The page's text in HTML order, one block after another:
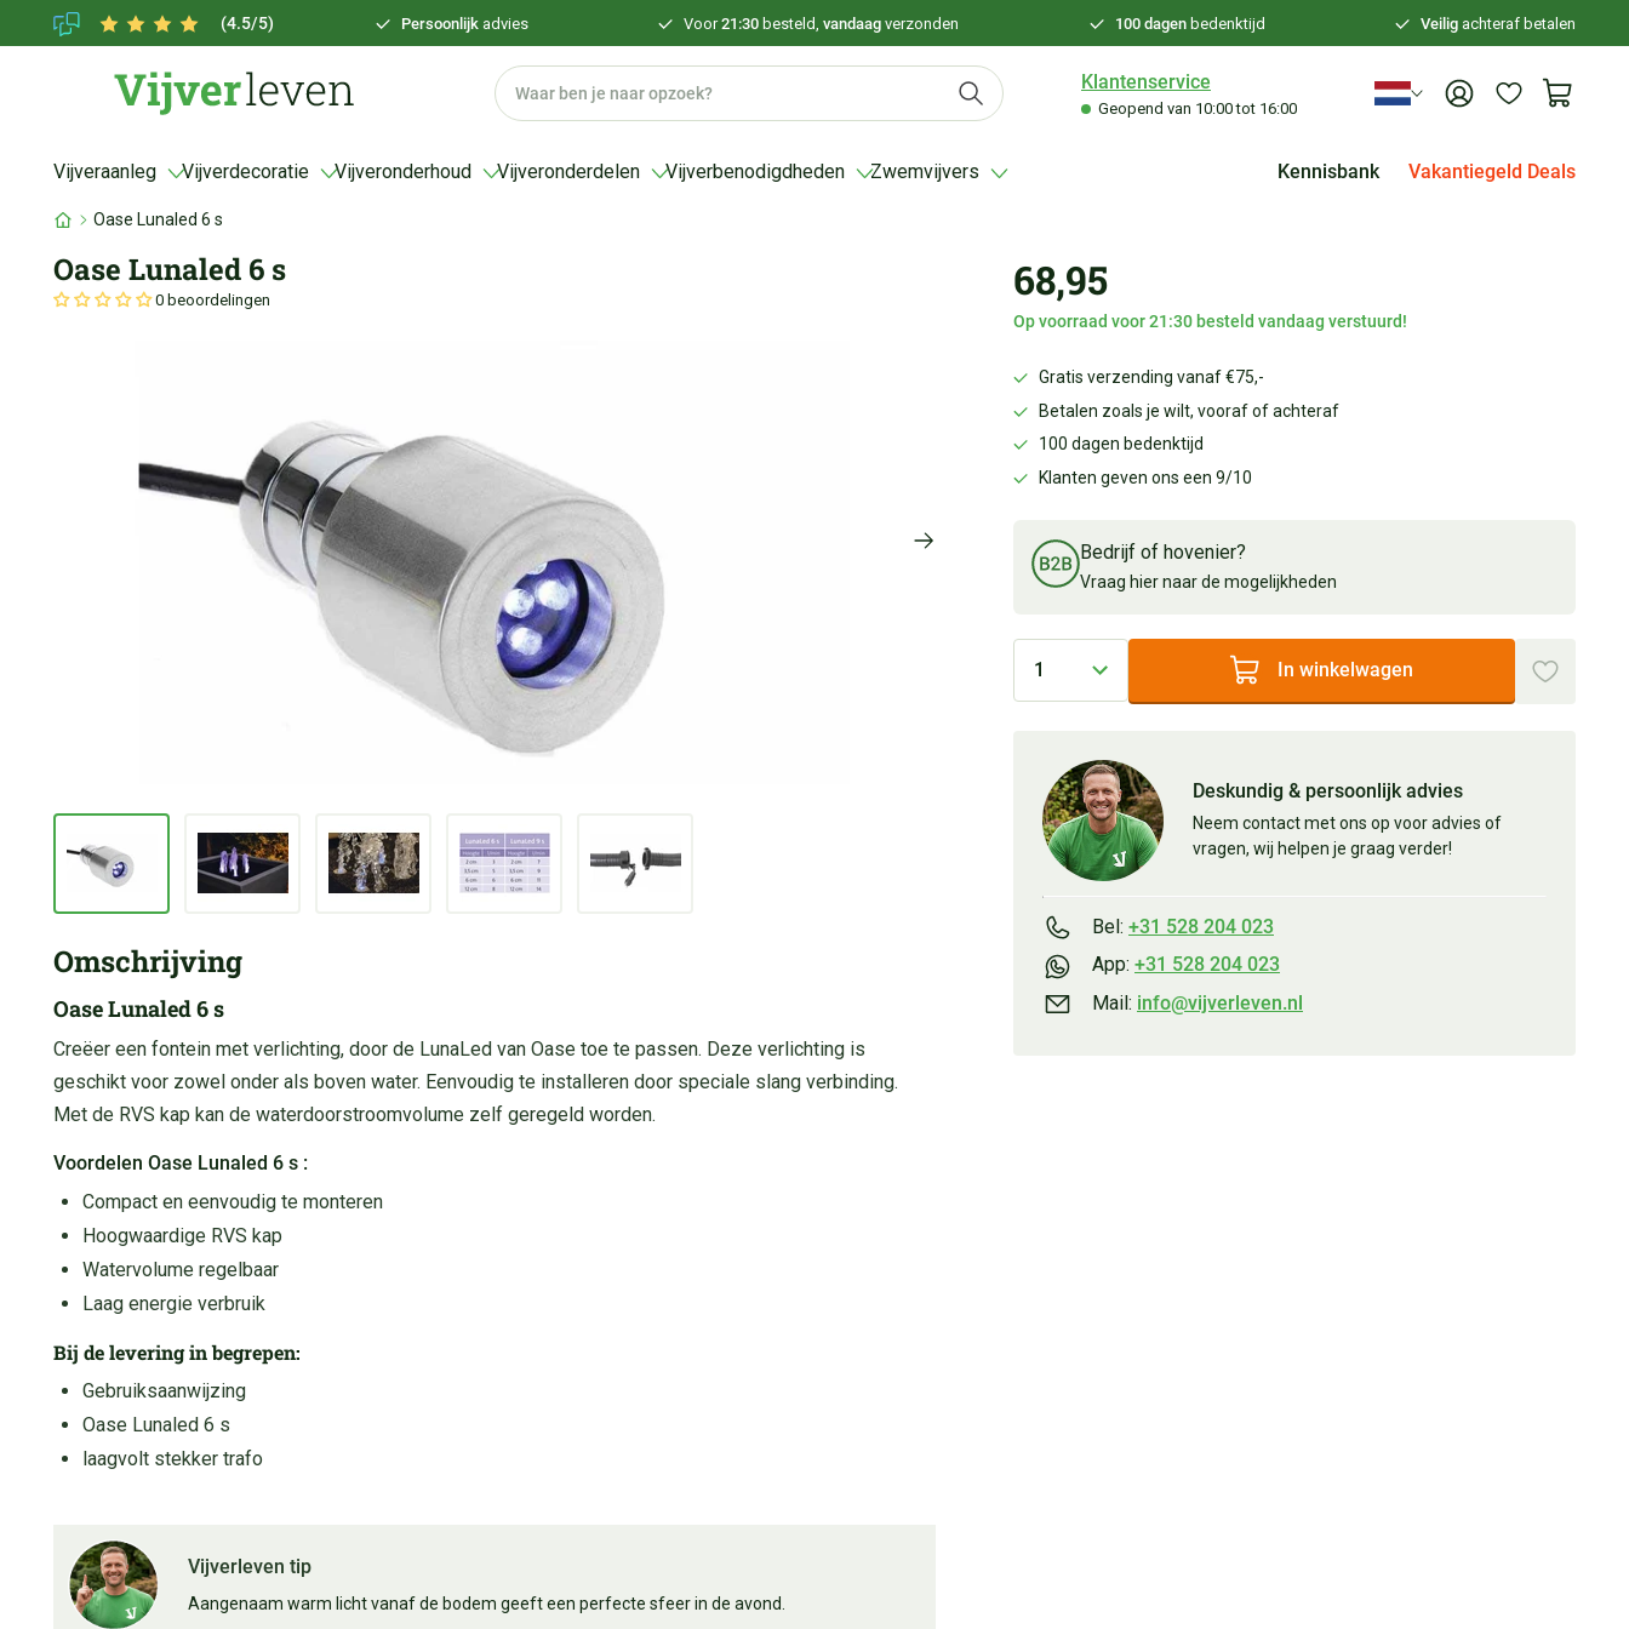
(4.5/5) Persoonlijk advies Voor21:30 besteld,vandaagverzonden 100 dagenbedenktijd Veiligachteraf betalen
Klantenservice
Geopend van 10:00 tot 16:00
Vijveraanleg Vijverdecoratie Vijveronderhoud Vijveronderdelen Vijverbenodigdheden Zwemvijvers Kennisbank Vakantiegeld Deals
Oase Lunaled 6 s
Oase Lunaled 6 s
0 beoordelingen 68,95
Op voorraad voor 21:30 besteld vandaag verstuurd!
Gratis verzending vanaf €75,-
Betalen zoals je wilt, vooraf of achteraf
100 dagen bedenktijd
Klanten geven ons een 9/10
Bedrijf of hovenier?
Vraag hier naar de mogelijkheden
In winkelwagen
Deskundig & persoonlijk advies
Neem contact met ons op voor advies of
vragen, wij helpen je graag verder!
Bel: +31 528 204 023
App: +31 528 204 023
Mail: info@vijverleven.nl
Omschrijving
Oase Lunaled 6 s
Creëer een fontein met verlichting, door de LunaLed van Oase toe te passen. Deze verlichting is
geschikt voor zowel onder als boven water. Eenvoudig te installeren door speciale slang verbinding.
Met de RVS kap kan de waterdoorstroomvolume zelf geregeld worden.
Voordelen Oase Lunaled 6 s :
Compact en eenvoudig te monteren
Hoogwaardige RVS kap
Watervolume regelbaar
Laag energie verbruik
Bij de levering in begrepen:
Gebruiksaanwijzing
Oase Lunaled 6 s
laagvolt stekker trafo
Vijverleven tip
Aangenaam warm licht vanaf de bodem geeft een perfecte sfeer in de avond.